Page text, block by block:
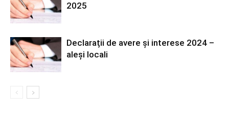
2025
Declarații de avere și interese 2024 –
aleși locali